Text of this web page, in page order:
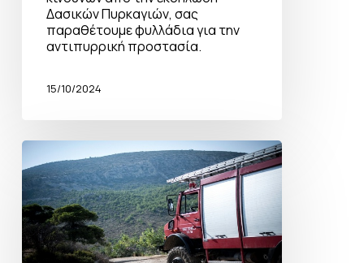
Δασικών Πυρκαγιών, σας
παραθέτουμε φυλλάδια για την
αντιπυρρική προστασία.
15/10/2024
Προληπτικά
μέτρα
πυροπροστασίας